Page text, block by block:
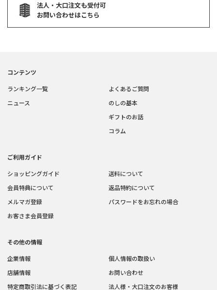
法人・大口注文も受付可
お問い合わせはこちら
コンテンツ
ランキング一覧
ニュース
よくあるご質問
のしの基本
ギフトのお話
コラム
ご利用ガイド
ショッピングガイド
会員特典について
メルマガ登録
お客さま会員登録
送料について
返品特約について
パスワードをお忘れの場合
その他の情報
企業情報
店舗情報
特定商取引法に基づく表記
個人情報の取扱い
お問い合わせ
法人様・大口注文のお客様